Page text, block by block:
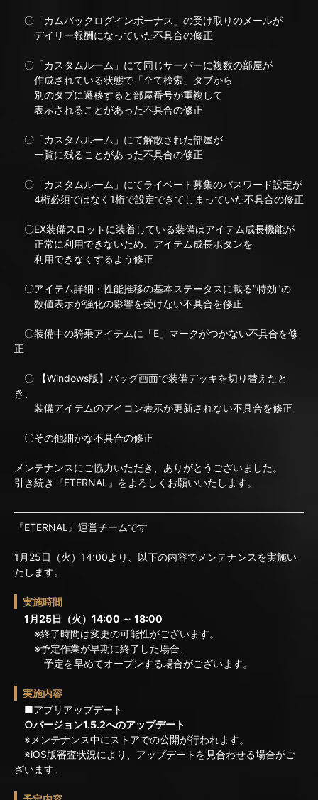
〇「カムバックログインボーナス」の受け取りのメールが
デイリー報酬になっていた不具合の修正
〇「カスタムルーム」にて同じサーバーに複数の部屋が
作成されている状態で「全て検索」タブから
別のタブに遷移すると部屋番号が重複して
表示されることがあった不具合の修正
〇「カスタムルーム」にて解散された部屋が
一覧に残ることがあった不具合の修正
〇「カスタムルーム」にてライベート募集のパスワード設定が
4桁必須ではなく1桁で設定できてしまっていた不具合の修正
〇EX装備スロットに装着している装備はアイテム成長機能が
正常に利用できないため、アイテム成長ボタンを
利用できなくするよう修正
〇アイテム詳細・性能推移の基本ステータスに載る"特効"の
数値表示が強化の影響を受けない不具合を修正
〇装備中の騎乗アイテムに「E」マークがつかない不具合を修
正
〇 【Windows版】バッグ画面で装備デッキを切り替えたと
き、
装備アイテムのアイコン表示が更新されない不具合を修正
〇その他細かな不具合の修正
メンテナンスにご協力いただき、ありがとうございました。
引き続き『ETERNAL』をよろしくお願いいたします。
『ETERNAL』運営チームです
1月25日（火）14:00より、以下の内容でメンテナンスを実施い
たします。
実施時間
1月25日（火）14:00 ～ 18:00
※終了時間は変更の可能性がございます。
※予定作業が早期に終了した場合、
予定を早めてオープンする場合がございます。
実施内容
■アプリアップデート
○バージョン1.5.2へのアップデート
※メンテナンス中にストアでの公開が行われます。
※iOS版審査状況により、アップデートを見合わせる場合がご
ざいます。